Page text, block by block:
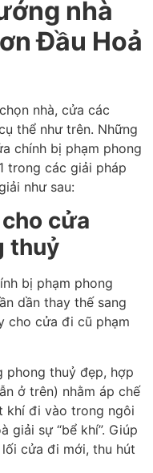
nhà
Đầu Hoả
nhà, cửa các
thể như trên. Những
chính bị phạm phong
trong các giải pháp
như sau:
cửa
thuỷ
bị phạm phong
dần thay thế sang
cho cửa đi cũ phạm
phong thuỷ đẹp, hợp
ở trên) nhằm áp chế
khí đi vào trong ngôi
giải sự “bể khí”. Giúp
cửa đi mới, thu hút